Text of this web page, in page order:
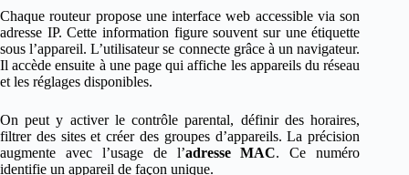
Chaque routeur propose une interface web accessible via son
adresse IP. Cette information figure souvent sur une étiquette
sous l’appareil. L’utilisateur se connecte grâce à un navigateur.
Il accède ensuite à une page qui affiche les appareils du réseau
et les réglages disponibles.
On peut y activer le contrôle parental, définir des horaires,
filtrer des sites et créer des groupes d’appareils. La précision
augmente avec l’usage de l’adresse MAC. Ce numéro
identifie un appareil de façon unique.